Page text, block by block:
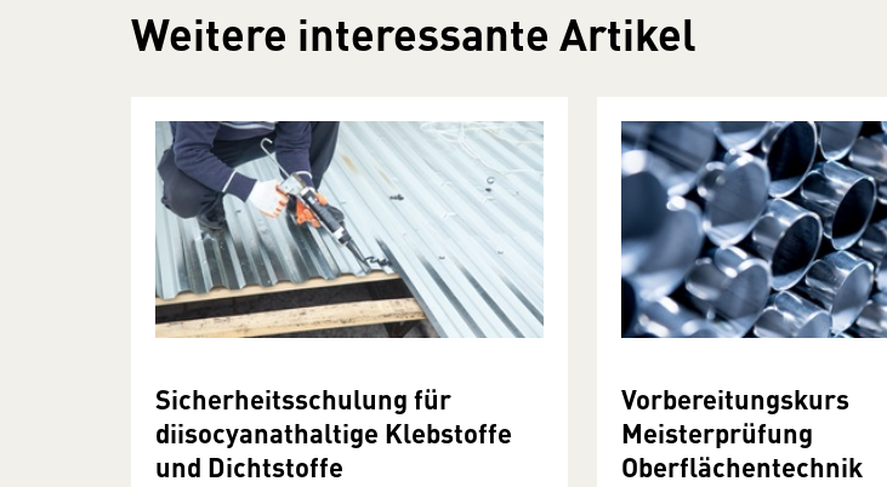
Weitere interessante Artikel
Sicherheitsschulung für
diisocyanathaltige Klebstoffe
und Dichtstoffe
Vorbereitungskurs
Meisterprüfung
Oberflächentechnik